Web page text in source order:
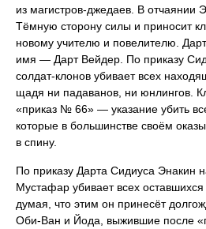
из магистров-джедаев. В отчаянии
Тёмную сторону силы и приносит
новому учителю и повелителю.
имя — Дарт Вейдер. По приказу
солдат-клонов убивает всех
щадя ни падаванов, ни юнлингов.
«приказ № 66» — указание убить
которые в большинстве своём
в спину.
По приказу Дарта Сидиуса Энакин
Мустафар убивает всех
думая, что этим он принесёт
Оби-Ван и Йода, выжившие после